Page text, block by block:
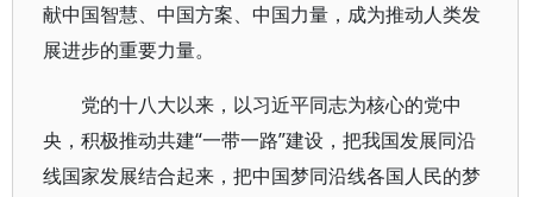
献中国智慧、中国方案、中国力量，成为推动人类发
展进步的重要力量。
党的十八大以来，以习近平同志为核心的党中
央，积极推动共建“一带一路”建设，把我国发展同沿
线国家发展结合起来，把中国梦同沿线各国人民的梦